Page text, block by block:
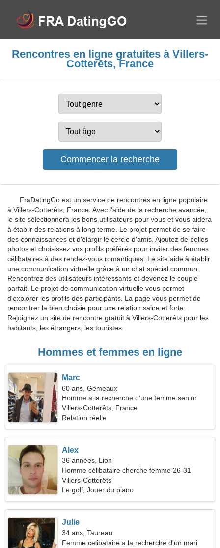
Rencontres en ligne gratuites à Villers-
Cotterêts, France
FraDatingGo est un service de rencontres en ligne populaire
à Villers-Cotterêts, France. Avec l'aide de la recherche avancée,
le site sélectionnera les bons utilisateurs pour vous et vous aidera
à établir des relations à long terme. Le projet permet de se faire
des connaissances et d'élargir le cercle d'amis. Ajoutez de belles
photos et choisissez vos profils préférés pour inviter des femmes
célibataires à des rendez-vous romantiques. Le site aide à établir
une communication virtuelle grâce à un chat spécial commun.
Rencontrez des utilisateurs intéressants et devenez le couple
parfait. Le projet de communication virtuelle vous permet
d'explorer les profils des participants. La page vous permet de
rencontrer la bien choisie pour une relation saine et forte.
Rejoignez un site de rencontre gratuit à Villers-Cotterêts pour les
habitants, les étrangers, les touristes.
Hommes et femmes en ligne
Marc
60 ans, Gémeaux
Homme à la recherche d'une femme senior
Villers-Cotterêts, France
Relation réelle
Alex
36 années, Lion
Homme célibataire cherche femme 26-31
Villers-Cotterêts
Le golf, Jouer du piano
Julie
34 ans, Taureau
Femme celibataire a la recherche d'un mari